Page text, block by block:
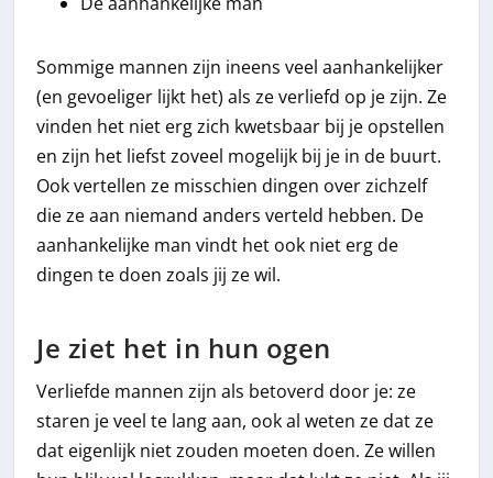
Sommige mannen zijn ineens veel aanhankelijker
(en gevoeliger lijkt het) als ze verliefd op je zijn. Ze
vinden het niet erg zich kwetsbaar bij je opstellen
en zijn het liefst zoveel mogelijk bij je in de buurt.
Ook vertellen ze misschien dingen over zichzelf
die ze aan niemand anders verteld hebben. De
aanhankelijke man vindt het ook niet erg de
dingen te doen zoals jij ze wil.
Je ziet het in hun ogen
Verliefde mannen zijn als betoverd door je: ze
staren je veel te lang aan, ook al weten ze dat ze
dat eigenlijk niet zouden moeten doen. Ze willen